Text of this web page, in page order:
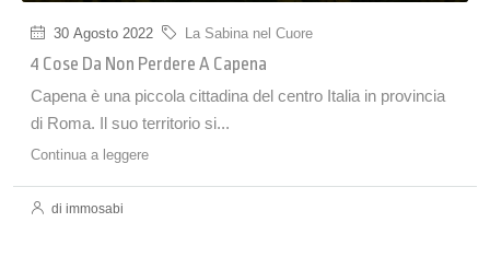
30 Agosto 2022 La Sabina nel Cuore
4 Cose Da Non Perdere A Capena
Capena è una piccola cittadina del centro Italia in provincia
di Roma. Il suo territorio si...
Continua a leggere
di immosabi